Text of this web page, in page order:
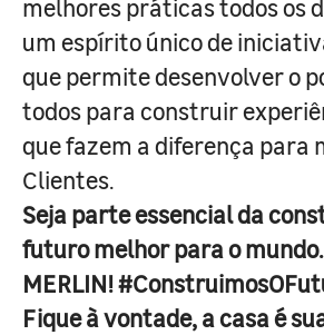
melhores práticas todos os
um espírito único de
que permite desenvolver o
todos para construir
que fazem a diferença para
Clientes.
Seja parte essencial da
futuro melhor para o mundo.
MERLIN!
Fique à vontade, a casa é